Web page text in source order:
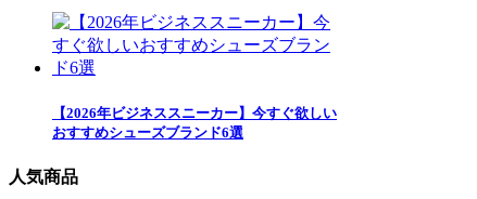
【2026年ビジネススニーカー】今すぐ欲しい
おすすめシューズブランド6選
人気商品